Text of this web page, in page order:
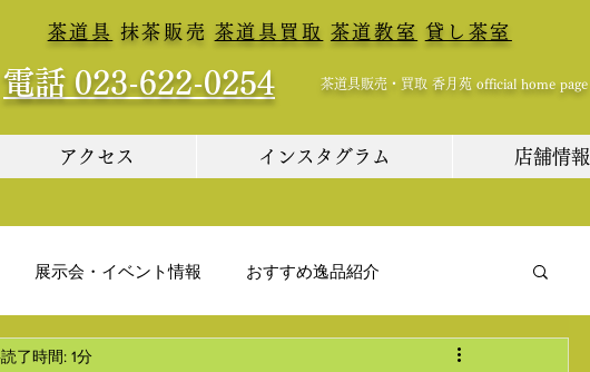
茶道具 抹茶販売 茶道具買取 茶道教室 貸し茶室
電話 023-622-0254 茶道具販売・買取 香月苑 official home page
アクセス インスタグラム 店舗情報
展示会・イベント情報 おすすめ逸品紹介
読了時間: 1分